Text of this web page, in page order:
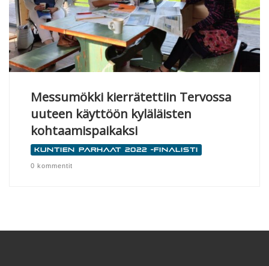
Messumökki kierrätettiin Tervossa
uuteen käyttöön kyläläisten
kohtaamispaikaksi
Kuntien parhaat 2022 -finalisti
0 kommentit